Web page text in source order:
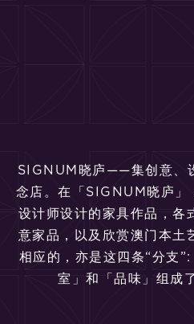
SIGNUM晓庐——集创意、
念店。在「SIGNUM晓庐」
设计师设计的家具作品，各
意家品，以及欣赏澳门本土
相应的，亦是这四条“分支
室」和「品味」组成